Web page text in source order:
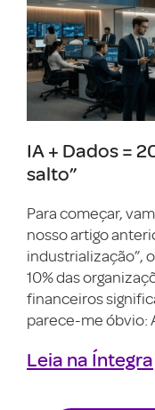
IA + Dados =
salto”
Para começar,
nosso artigo
industrialização”,
10% das
financeiros
parece-me óbvio:
Leia na Íntegra